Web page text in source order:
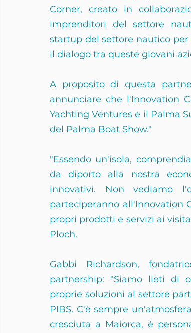
Corner, creato in
imprenditori del settore
startup del settore nautico
il dialogo tra queste giovani
A proposito di questa
annunciare che l'Innovation
Yachting Ventures e il Palma
del Palma Boat Show."
"Essendo un'isola,
da diporto alla nostra
innovativi. Non vediamo
parteciperanno all'Innovation
propri prodotti e servizi ai
Ploch.
Gabbi Richardson,
partnership: "Siamo lieti di
proprie soluzioni al settore
PIBS. C'è sempre
cresciuta a Maiorca, è